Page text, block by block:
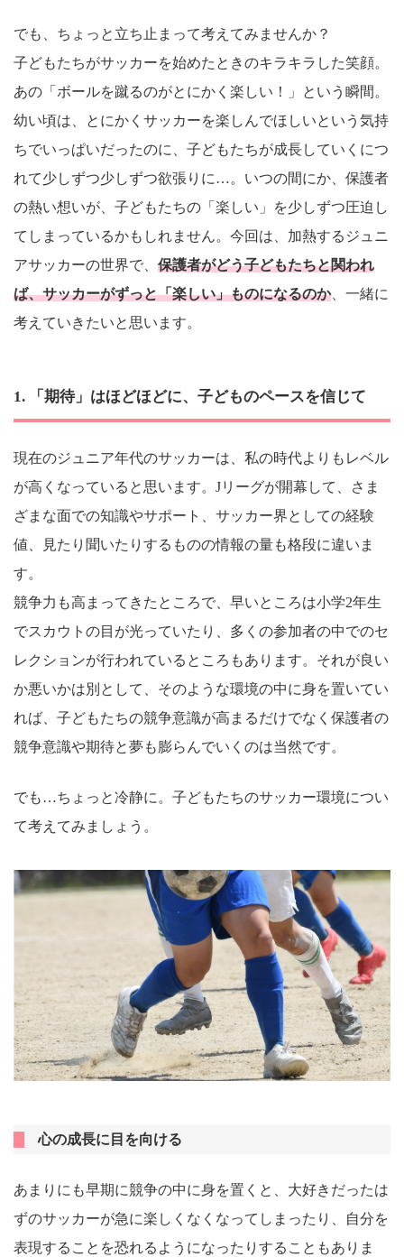
でも、ちょっと立ち止まって考えてみませんか？
子どもたちがサッカーを始めたときのキラキラした笑顔。
あの「ボールを蹴るのがとにかく楽しい！」という瞬間。
幼い頃は、とにかくサッカーを楽しんでほしいという気持
ちでいっぱいだったのに、子どもたちが成長していくにつ
れて少しずつ少しずつ欲張りに…。いつの間にか、保護者
の熱い想いが、子どもたちの「楽しい」を少しずつ圧迫し
てしまっているかもしれません。今回は、加熱するジュニ
アサッカーの世界で、 保護者がどう子どもたちと関われ
ば、サッカーがずっと「楽しい」ものになるのか、一緒に
考えていきたいと思います。
1. 「期待」はほどほどに、子どものペースを信じて
現在のジュニア年代のサッカーは、私の時代よりもレベル
が高くなっていると思います。Jリーグが開幕して、さま
ざまな面での知識やサポート、サッカー界としての経験
値、見たり聞いたりするものの情報の量も格段に違いま
す。
競争力も高まってきたところで、早いところは小学2年生
でスカウトの目が光っていたり、多くの参加者の中でのセ
レクションが行われているところもあります。それが良い
か悪いかは別として、そのような環境の中に身を置いてい
れば、子どもたちの競争意識が高まるだけでなく保護者の
競争意識や期待と夢も膨らんでいくのは当然です。
でも…ちょっと冷静に。子どもたちのサッカー環境につい
て考えてみましょう。
心の成長に目を向ける
あまりにも早期に競争の中に身を置くと、大好きだったは
ずのサッカーが急に楽しくなくなってしまったり、自分を
表現することを恐れるようになったりすることもありま